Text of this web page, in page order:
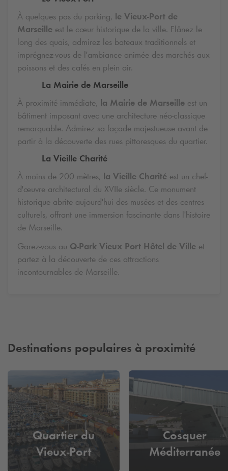
À quelques pas du parking, le Vieux-Port de
Marseille est le cœur historique de la ville. Flânez le
long des quais, admirez les bateaux traditionnels et
imprégnez-vous de l'ambiance animée des marchés aux
poissons et des cafés en plein air.
La Mairie de Marseille
À proximité immédiate, la Mairie de Marseille est un
bâtiment imposant avec une architecture néo-classique
remarquable. Admirez sa façade majestueuse avant de
partir à la découverte des rues pittoresques du quartier.
La Vieille Charité
À moins de 200 mètres, la Vieille Charité est un chef-
d'œuvre architectural du XVIIe siècle. Ce monument
historique abrite aujourd'hui des musées et des centres
culturels, offrant une immersion fascinante dans l'histoire
de Marseille.
Garez-vous au Q-Park Vieux Port Hôtel de Ville et
partez à la découverte de ces attractions
incontournables de Marseille.
Destinations populaires à proximité
Quartier du
Vieux-Port
Cosquer
Méditerranée